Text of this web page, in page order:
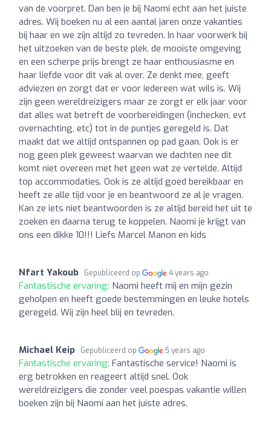
van de voorpret. Dan ben je bij Naomi echt aan het juiste
adres. Wij boeken nu al een aantal jaren onze vakanties
bij haar en we zijn altijd zo tevreden. In haar voorwerk bij
het uitzoeken van de beste plek, de mooiste omgeving
en een scherpe prijs brengt ze haar enthousiasme en
haar liefde voor dit vak al over. Ze denkt mee, geeft
adviezen en zorgt dat er voor iedereen wat wils is. Wij
zijn geen wereldreizigers maar ze zorgt er elk jaar voor
dat alles wat betreft de voorbereidingen (inchecken, evt
overnachting, etc) tot in de puntjes geregeld is. Dat
maakt dat we altijd ontspannen op pad gaan. Ook is er
nog geen plek geweest waarvan we dachten nee dit
komt niet overeen met het geen wat ze vertelde. Altijd
top accommodaties. Ook is ze altijd goed bereikbaar en
heeft ze alle tijd voor je en beantwoord ze al je vragen.
Kan ze iets niet beantwoorden is ze altijd bereid het uit te
zoeken en daarna terug te koppelen. Naomi je krijgt van
ons een dikke 10!!! Liefs Marcel Manon en kids
Nfart Yakoub Gepubliceerd op 4 years ago
Fantastische ervaring: Naomi heeft mij en mijn gezin
geholpen en heeft goede bestemmingen en leuke hotels
geregeld. Wij zijn heel blij en tevreden.
Michael Keip Gepubliceerd op 5 years ago
Fantastische ervaring: Fantastische service! Naomi is
erg betrokken en reageert altijd snel. Ook
wereldreizigers die zonder veel poespas vakantie willen
boeken zijn bij Naomi aan het juiste adres.